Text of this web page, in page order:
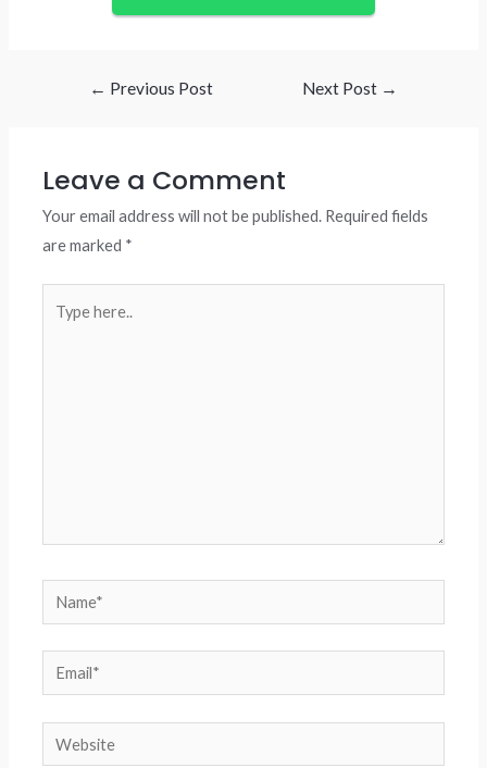
Post← Previous Post Next Post →
Leave a Comment
Your email address will not be published. Required fields
are marked *
here..
Name*
Email*
Website